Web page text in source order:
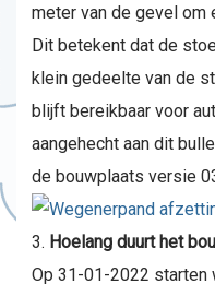
meter van de gevel om
Dit betekent dat de
klein gedeelte van de
blijft bereikbaar voor
aangehecht aan dit
de bouwplaats versie
Hoelang duurt het
Op 31-01-2022 starten